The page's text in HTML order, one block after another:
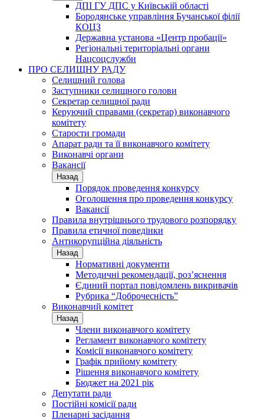
ДПІ ГУ ДПС у Київській області
Бородянське управління Бучанської філії
КОЦЗ
Державна установа «Центр пробації»
Регіональні територіальні органи
Нацсоцслужби
ПРО СЕЛИЩНУ РАДУ
Селищний голова
Заступники селищного голови
Секретар селищної ради
Керуючий справами (секретар) виконавчого
комітету
Старости громади
Апарат ради та її виконавчого комітету
Виконавчі органи
Вакансії
Назад
Порядок проведення конкурсу
Оголошення про проведення конкурсу
Вакансії
Правила внутрішнього трудового розпорядку
Правила етичної поведінки
Антикорупційна діяльність
Назад
Нормативні документи
Методичні рекомендації, роз’яснення
Єдиний портал повідомлень викривачів
Рубрика “Доброчесність”
Виконавчий комітет
Назад
Члени виконавчого комітету
Регламент виконавчого комітету
Комісії виконавчого комітету
Графік прийому комітету
Рішення виконавчого комітету
Бюджет на 2021 рік
Депутати ради
Постійні комісії ради
Пленарні засідання